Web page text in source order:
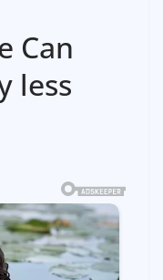
Can
less